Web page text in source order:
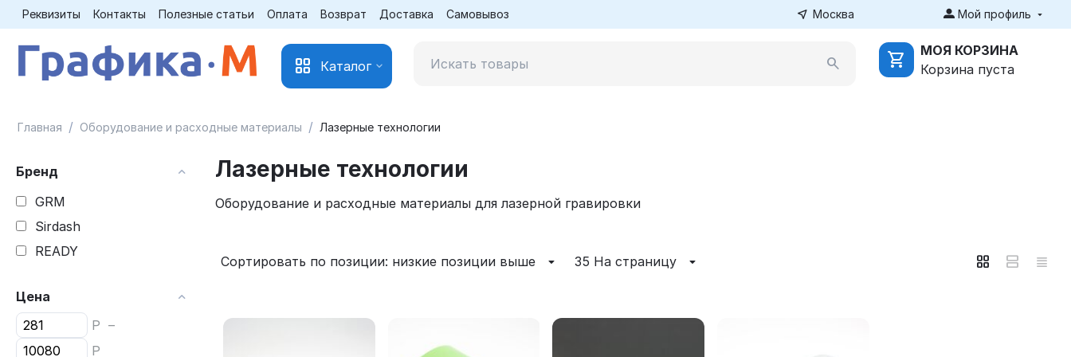
Реквизиты Контакты Полезные статьи Оплата Возврат Доставка Самовывоз Москва Мой профиль
Каталог
МОЯ КОРЗИНА
Корзина пуста
Главная / Оборудование и расходные материалы / Лазерные технологии
Бренд
GRM
Sirdash
READY
Цена
Р –
Р
Лазерные технологии
Оборудование и расходные материалы для лазерной гравировки
Сортировать по позиции: низкие позиции выше 35 На страницу